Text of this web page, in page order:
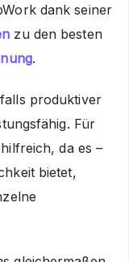
dank seiner
zu den besten
.
produktiver
Für
da es –
bietet,